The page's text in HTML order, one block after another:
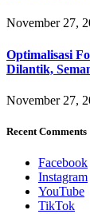
November 27,
Optimalisasi
Dilantik,
November 27,
Recent Comments
Facebook
Instagram
YouTube
TikTok